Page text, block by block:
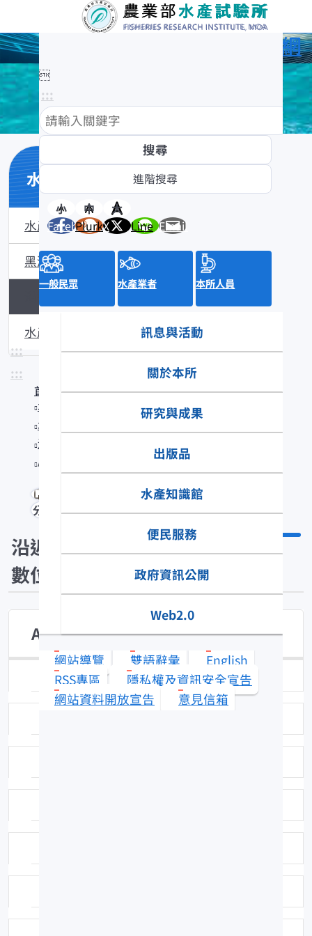
農業部水產試驗所全球資訊網

:::
小 中
大
Facebook
PlurkX Line Email
一般民眾 水產業者 本所人員
訊息與活動
關於本所
研究與成果
出版品
水產知識館
便民服務
政府資訊公開
Web2.0
網站導覽 雙語辭彙
English
RSS專區
隱私權及資訊安全宣告
網站資料開放宣告
意見信箱
:::
水產數位典藏
水產數位典藏介紹
黑潮漁業數位典藏
水產生物圖說
:::
首頁
水產知識館
水產數位典藏
沿近海標本數位典藏
Astronesthes ijimai
分享
沿近海標本
數位典藏
Astronesthes ijimai
日期：94-01-10